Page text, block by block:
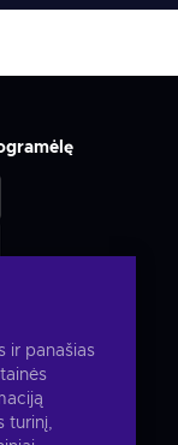
ir panašias
turinį,